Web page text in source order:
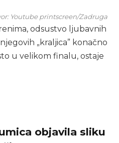
Youtube printscreen/Zadruga
odsustvo ljubavnih
„kraljica” konačno
u velikom finalu, ostaje
objavila sliku